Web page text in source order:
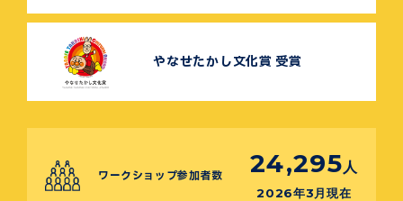
やなせたかし文化賞 受賞
ワークショップ参加者数 24,295 人
2026年3月現在